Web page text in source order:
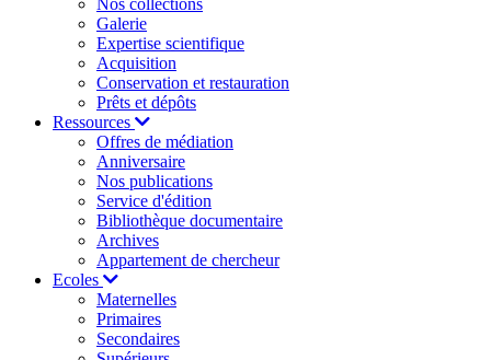
Nos collections
Galerie
Expertise scientifique
Acquisition
Conservation et restauration
Prêts et dépôts
Ressources
Offres de médiation
Anniversaire
Nos publications
Service d'édition
Bibliothèque documentaire
Archives
Appartement de chercheur
Ecoles
Maternelles
Primaires
Secondaires